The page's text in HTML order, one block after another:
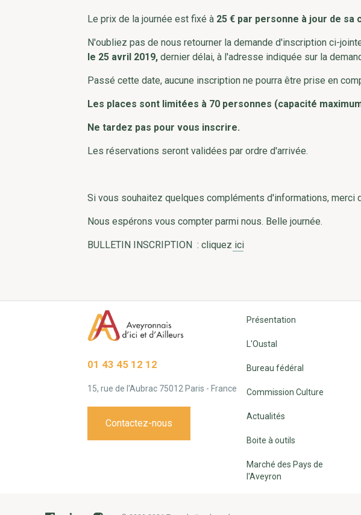
Le prix de la journée est fixé à 25 € par personne à jour de sa
N'oubliez pas de nous retourner la demande d'inscription ci-
le 25 avril 2019, dernier délai, à l'adresse indiquée sur la
Passé cette date, aucune inscription ne pourra être prise en
Les places sont limitées à 70 personnes (capacité
Ne tardez pas pour vous inscrire.
Les réservations seront validées par ordre d'arrivée.
Si vous souhaitez quelques compléments d'informations, merci
Nous espérons vous compter parmi nous. Belle journée.
BULLETIN INSCRIPTION : cliquez ici
01 43 45 12 12
15, rue de l'Aubrac 75012 Paris - France
Contactez-nous
Présentation
L'Oustal
Bureau fédéral
Commission Culture
Actualités
Boite à outils
Marché des Pays de
l'Aveyron